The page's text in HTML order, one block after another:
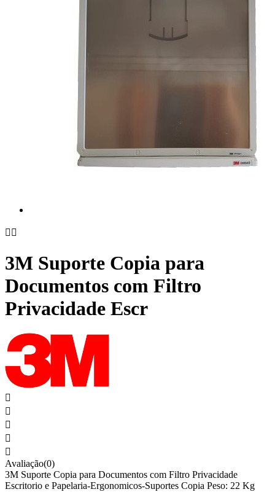
 
3M Suporte Copia para
Documentos com Filtro
Privacidade Escr





Avaliação(0)
3M Suporte Copia para Documentos com Filtro Privacidade
Escritorio e Papelaria-Ergonomicos-Suportes Copia Peso: 22 Kg